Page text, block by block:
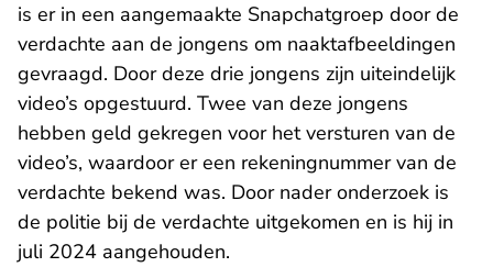
is er in een aangemaakte Snapchatgroep door de
verdachte aan de jongens om naaktafbeeldingen
gevraagd. Door deze drie jongens zijn uiteindelijk
video’s opgestuurd. Twee van deze jongens
hebben geld gekregen voor het versturen van de
video’s, waardoor er een rekeningnummer van de
verdachte bekend was. Door nader onderzoek is
de politie bij de verdachte uitgekomen en is hij in
juli 2024 aangehouden.